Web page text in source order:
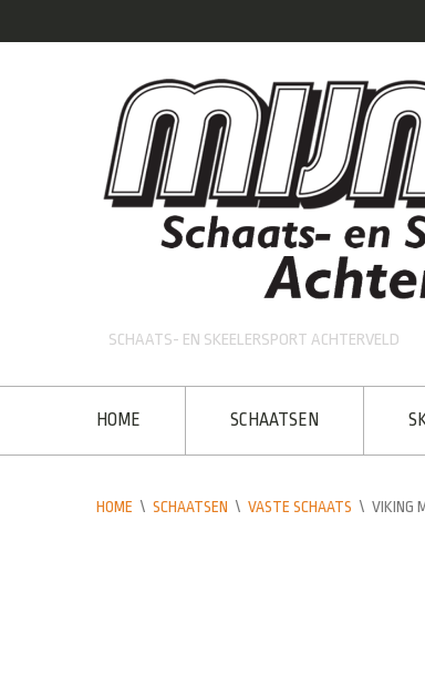
SCHAATS- EN SKEELERSPORT ACHTERVELD
HOME SCHAATSEN
HOME \ SCHAATSEN \ VASTE SCHAATS \ VIKING